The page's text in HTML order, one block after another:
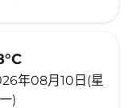
年08月10日(星
)